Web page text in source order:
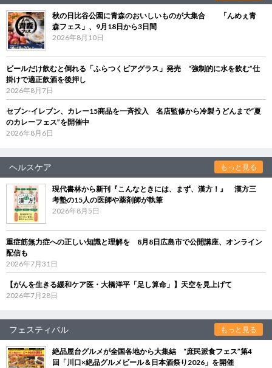
秋の日比谷公園に青森のおいしいものが大集合 「んめぇ青
森フェス」、9月18日から3日間
2026年8月10日
ビールだけ飲むと倒れる「ふらつくビアグラス」発売 “強制的に水を飲む”仕
掛けで適正飲酒を後押し
2026年8月7日
セブン‐イレブン、カレー15商品を一斉投入 名店監修から冷製うどんまで“夏
のカレーフェス”を開催中
2026年8月6日
ヘルスケア もっと見る
現代書林から新刊『こんなときには、まず、漢方！』 漢方三
考塾の15人の医師や薬剤師が執筆
2026年8月5日
重症筋無力症への正しい知識と理解を 8月8日広島市で公開講座、オンライン
配信も
2026年7月31日
【がんを生きる緩和ケア医・大橋洋平「足し算命」】天空を見上げて
2026年7月28日
フェスティバル もっと見る
絶品屋台グルメが全国各地から大集結 “庶民派食フェス”第4
回「川口×絶品グルメビール＆日本酒祭り2026」を開催